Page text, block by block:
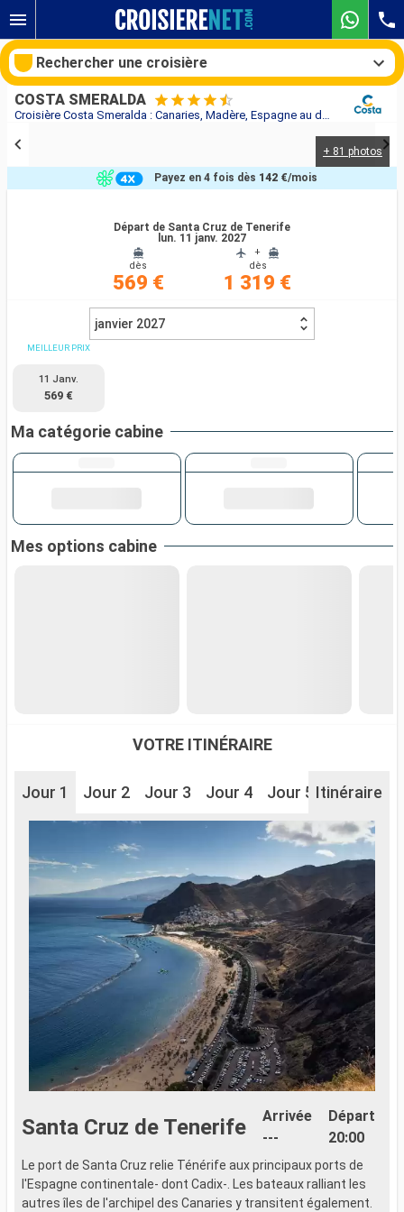
Croisière Costa Smeralda : Canaries, Madère, Espagne au départ de Santa Cruz de Tenerife
COSTA SMERALDA
+ 81 photos
Départ de Santa Cruz de Tenerife
lun. 11 janv. 2027
dès
569 €
+
dès
1 319 €
Payez en 4 fois dès 142 €/mois
janvier 2027
MEILLEUR PRIX
11 Janv.
569 €
Ma catégorie cabine
Mes options cabine
VOTRE ITINÉRAIRE
Jour 1 Jour 2 Jour 3 Jour 4 Jour 5 Jour 6
Itinéraire
Santa Cruz de Tenerife
Arrivée
---
Départ
20:00
Le port de Santa Cruz relie Ténérife aux principaux ports de
l'Espagne continentale- dont Cadix-. Les bateaux ralliant les
autres îles de l'archipel des Canaries y transitent également.
Rechercher une croisière
Compagnies
Rechercher